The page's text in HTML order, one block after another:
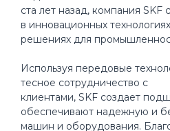
ста лет назад, компания
в инновационных
решениях для
Используя передовые
тесное сотрудничество с
клиентами, SKF создает
обеспечивают надежную и
машин и оборудования.